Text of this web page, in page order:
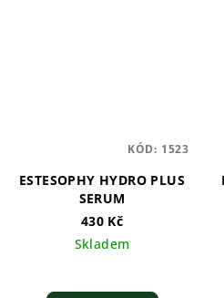
ESTESOPHY HYDRO PLUS
SERUM
430 Kč
Skladem
KÓD: 1523